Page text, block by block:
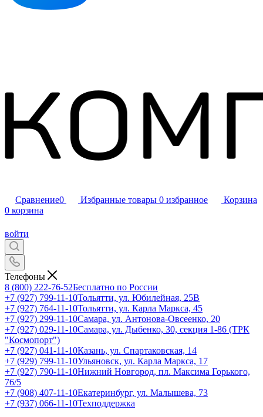
Сравнение0 Избранные товары 0 избранное
Корзина
0 корзина
войти
Телефоны
8 (800) 222-76-52Бесплатно по России
+7 (927) 799-11-10Тольятти, ул. Юбилейная, 25В
+7 (927) 764-11-10Тольятти, ул. Карла Маркса, 45
+7 (927) 299-11-10Самара, ул. Антонова-Овсеенко, 20
+7 (927) 029-11-10Самара, ул. Дыбенко, 30, секция 1-86 (ТРК
"Космопорт")
+7 (927) 041-11-10Казань, ул. Спартаковская, 14
+7 (929) 799-11-10Ульяновск, ул. Карла Маркса, 17
+7 (927) 790-11-10Нижний Новгород, пл. Максима Горького,
76/5
+7 (908) 407-11-10Екатеринбург, ул. Малышева, 73
+7 (937) 066-11-10Техподдержка